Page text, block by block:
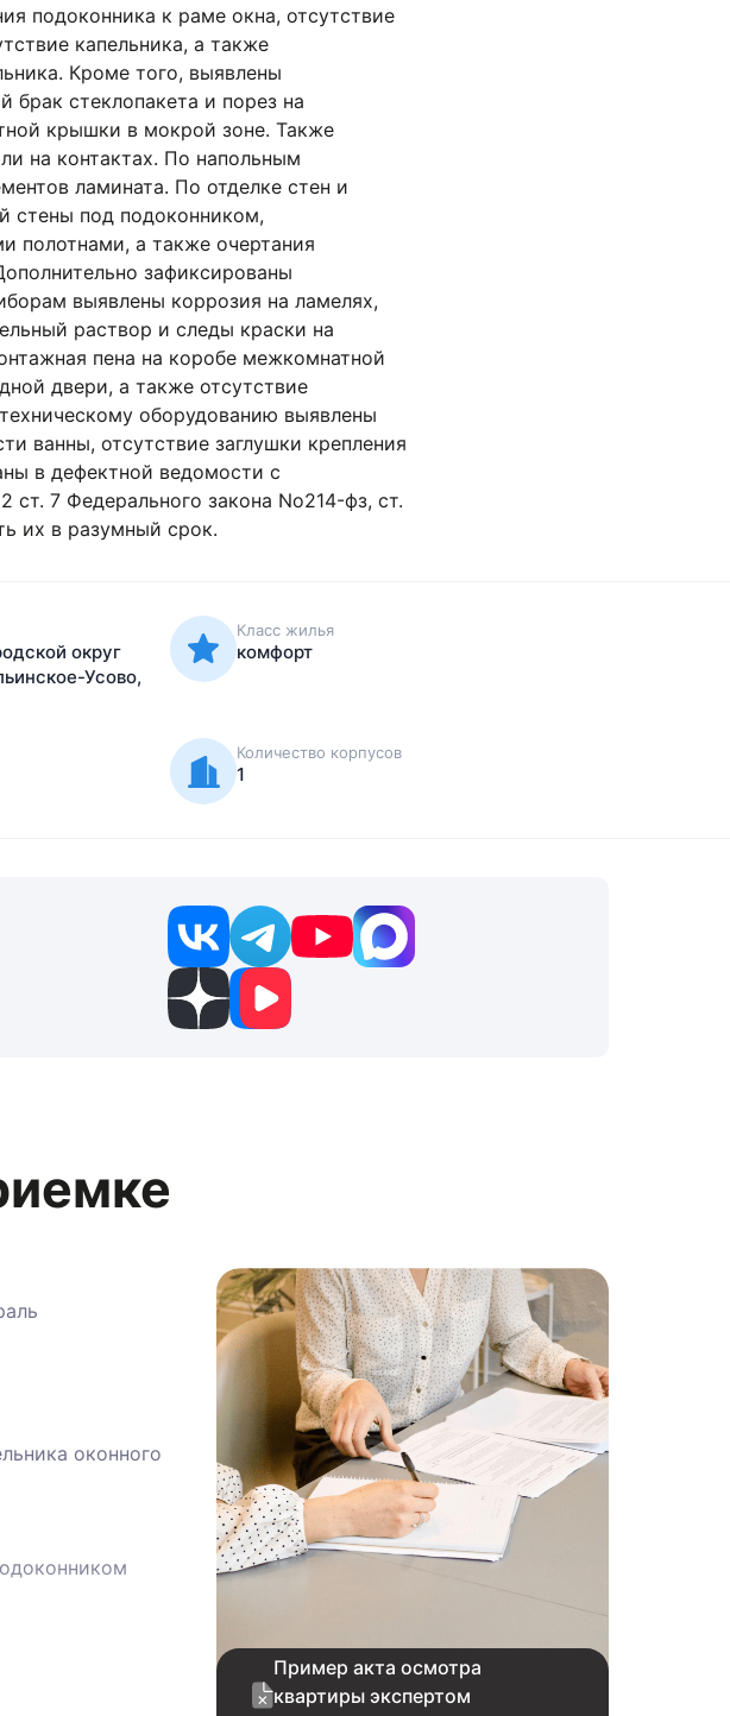
торцевых заглушек
незавершённый монтаж внешнего и
окрашенные откосы, загрязнения на
отмечена установка розетки без
розеток и отсутствие
и некорректная подрезка элементов
отделки фасадной стены под
обойными полотнами, а также
Дополнительно зафиксированы
выявлены коррозия на ламелях,
раствор и следы краски на кожухе
на коробе межкомнатной двери, сколы
отсутствие противопожарной ленты в
окисление гальванического
унитаза и неустановленный
В рамках
фз, ст. 29, 30 Закона РФ «О защите прав
округ
Усово,
комфорт
1
оконного блока
ламели замяты
квартиры экспертом
СпецНовострой